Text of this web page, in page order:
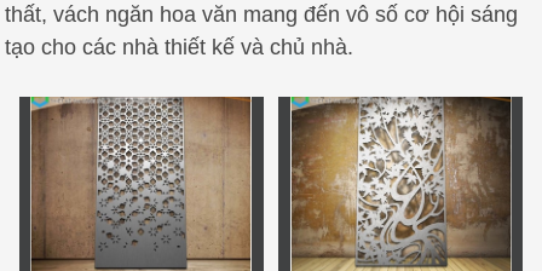
thất, vách ngăn hoa văn mang đến vô số cơ hội sáng
tạo cho các nhà thiết kế và chủ nhà.